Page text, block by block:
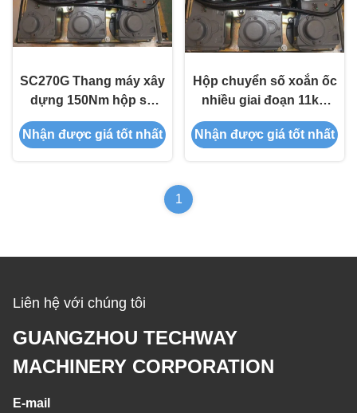
SC270G Thang máy xây
dựng 150Nm hộp số
động cơ điện, 15kw
Nord hộp số động cơ
Nhận được giá tốt nhất
Hộp chuyển số xoắn ốc
nhiều giai đoạn 11kw
Nord Electric Motors CE
phê duyệt
Nhận được giá tốt nhất
1
Liên hệ với chúng tôi
GUANGZHOU TECHWAY
MACHINERY CORPORATION
E-mail